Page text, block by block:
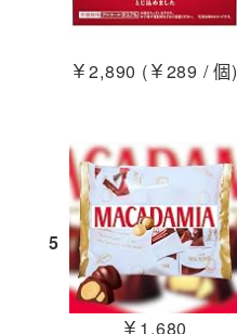
￥2,890 (￥289 / 個)
5
￥1,680